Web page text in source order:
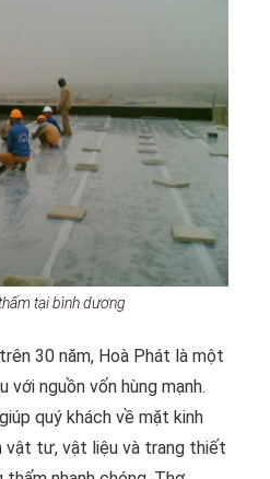
tại bình dương
30 năm, Hoà Phát là một
với nguồn vốn hùng mạnh.
quý khách về mặt kinh
vật tư, vật liệu và trang thiết